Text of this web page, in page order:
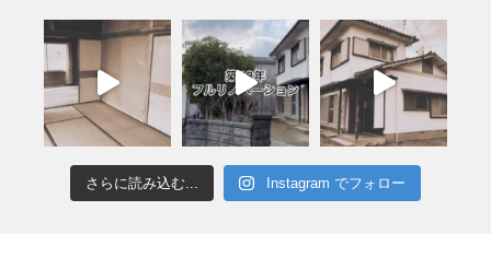
さらに読み込む... Instagram でフォロー